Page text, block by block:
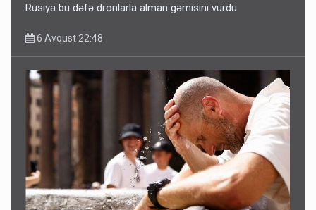
Rusiya bu dəfə dronlarla alman gəmisini vurdu
6 Avqust 22:48